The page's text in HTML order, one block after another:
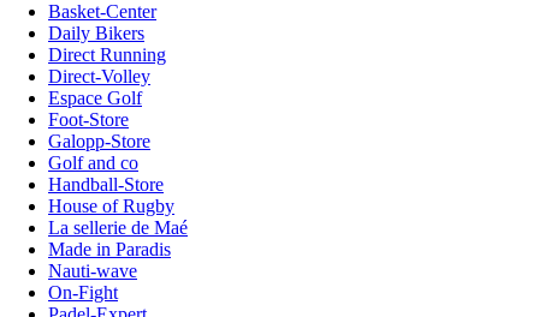
Basket-Center
Daily Bikers
Direct Running
Direct-Volley
Espace Golf
Foot-Store
Galopp-Store
Golf and co
Handball-Store
House of Rugby
La sellerie de Maé
Made in Paradis
Nauti-wave
On-Fight